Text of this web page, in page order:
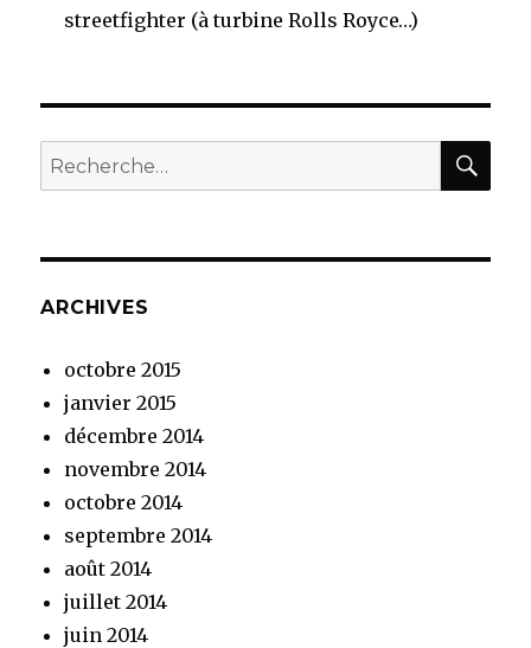
streetfighter (à turbine Rolls Royce…)
Recherche
pour
ARCHIVES
octobre 2015
janvier 2015
décembre 2014
novembre 2014
octobre 2014
septembre 2014
août 2014
juillet 2014
juin 2014